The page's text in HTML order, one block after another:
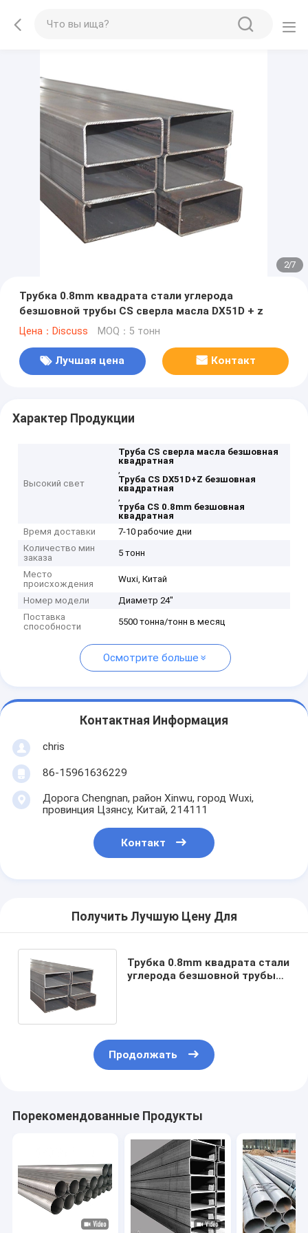
2/7
Трубка 0.8mm квадрата стали углерода
безшовной трубы CS сверла масла DX51D + z
Цена：Discuss MOQ：5 тонн
Лучшая цена Контакт
Характер Продукции
Высокий свет
Труба CS сверла масла безшовная
квадратная
,
Труба CS DX51D+Z безшовная
квадратная
,
труба CS 0.8mm безшовная
квадратная
Время доставки
7-10 рабочие дни
Количество мин
заказа
5 тонн
Место
происхождения
Wuxi, Китай
Номер модели
Диаметр 24"
Поставка
способности
5500 тонна/тонн в месяц
Осмотрите больше
Контактная Информация
chris
86-15961636229
Дорога Chengnan, район Xinwu, город Wuxi,
провинция Цзянсу, Китай, 214111
Контакт
Получить Лучшую Цену Для
Трубка 0.8mm квадрата стали
углерода безшовной трубы
Продолжать
Порекомендованные Продукты